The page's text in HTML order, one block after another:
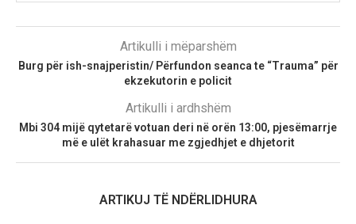
Artikulli i mëparshëm
Burg për ish-snajperistin/ Përfundon seanca te “Trauma” për
ekzekutorin e policit
Artikulli i ardhshëm
Mbi 304 mijë qytetarë votuan deri në orën 13:00, pjesëmarrje
më e ulët krahasuar me zgjedhjet e dhjetorit
ARTIKUJ TË NDËRLIDHURA